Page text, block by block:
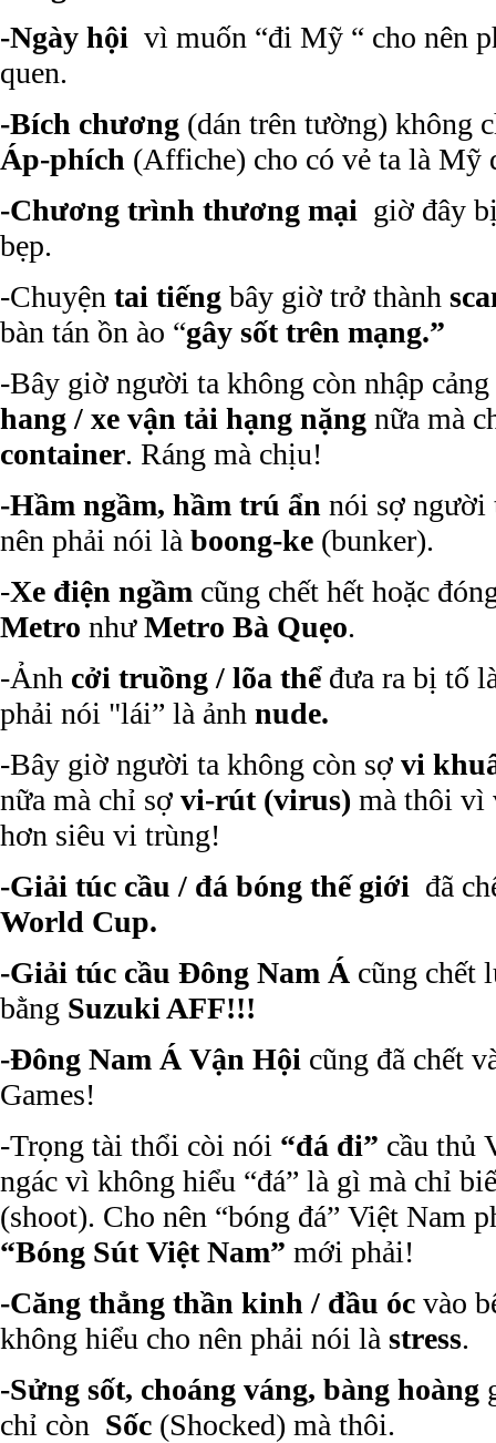
-Ngày hội vì muốn “đi Mỹ “ cho nên
quen.
-Bích chương (dán trên tường) không
Áp-phích (Affiche) cho có vẻ ta là Mỹ
-Chương trình thương mại giờ đây
bẹp.
-Chuyện tai tiếng bây giờ trở thành
bàn tán ồn ào “gây sốt trên mạng.”
-Bây giờ người ta không còn nhập cảng
hang / xe vận tải hạng nặng nữa mà
container. Ráng mà chịu!
-Hầm ngầm, hầm trú ẩn nói sợ người
nên phải nói là boong-ke (bunker).
-Xe điện ngầm cũng chết hết hoặc
Metro nhưMetro Bà Quẹo.
-Ảnh cởi truồng / lõa thểđưa ra bị tố
phải nói "lái” là ảnh nude.
-Bây giờ người ta không còn sợ vi
nữa mà chỉ sợ vi-rút (virus) mà thôi vì
hơn siêu vi trùng!
-Giải túc cầu / đá bóng thế giới đã
World Cup.
-Giải túc cầu Đông Nam Á cũng chết
bằng Suzuki AFF!!!
-Đông Nam Á Vận Hội cũng đã chết
Games!
-Trọng tài thổi còi nói “đá đi” cầu thủ
ngác vì không hiểu “đá” là gì mà chỉ
(shoot). Cho nên “bóng đá” Việt Nam
“Bóng Sút Việt Nam” mới phải!
-Căng thẳng thần kinh / đầu óc vào
không hiểu cho nên phải nói là stress.
-Sửng sốt, choáng váng, bàng hoàng
chỉ còn Sốc (Shocked) mà thôi.